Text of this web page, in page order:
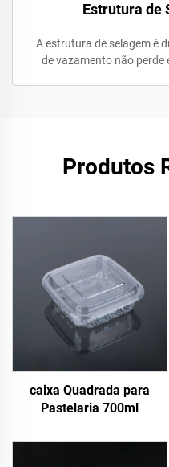
Estrutura de
A estrutura de selagem é
de vazamento não perde
Produtos
caixa Quadrada para
Pastelaria 700ml